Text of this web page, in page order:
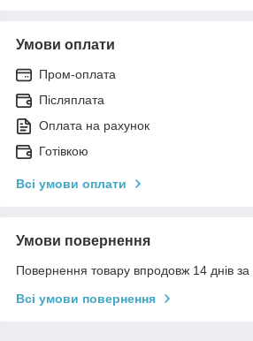
Умови оплати
Пром-оплата
Післяплата
Оплата на рахунок
Готівкою
Всі умови оплати
Умови повернення
Повернення товару впродовж 14 днів
Всі умови повернення